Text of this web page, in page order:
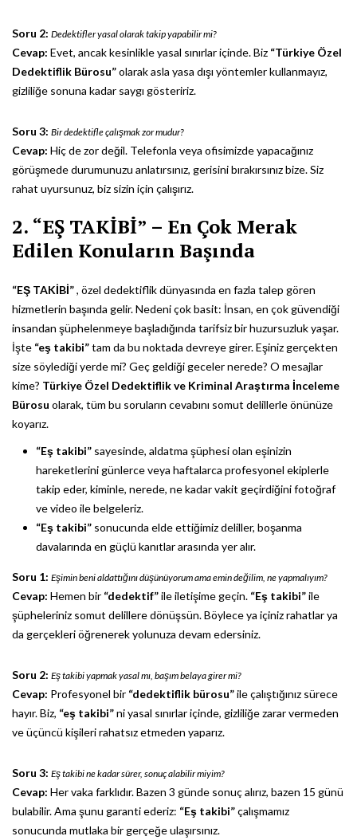
Soru 2: Dedektifler yasal olarak takip yapabilir mi?
Cevap: Evet, ancak kesinlikle yasal sınırlar içinde. Biz “Türkiye Özel
Dedektiflik Bürosu”olarak asla yasa dışı yöntemler kullanmayız,
gizliliğe sonuna kadar saygı gösteririz.
Soru 3: Bir dedektifle çalışmak zor mudur?
Cevap: Hiç de zor değil. Telefonla veya ofisimizde yapacağınız
görüşmede durumunuzu anlatırsınız, gerisini bırakırsınız bize. Siz
rahat uyursunuz, biz sizin için çalışırız.
2. “EŞ TAKİBİ” – En Çok Merak
Edilen Konuların Başında
“EŞ TAKİBİ”, özel dedektiflik dünyasında en fazla talep gören
hizmetlerin başında gelir. Nedeni çok basit: İnsan, en çok güvendiği
insandan şüphelenmeye başladığında tarifsiz bir huzursuzluk yaşar.
İşte “eş takibi”tam da bu noktada devreye girer. Eşiniz gerçekten
size söylediği yerde mi? Geç geldiği geceler nerede? O mesajlar
kime? Türkiye Özel Dedektiflik ve Kriminal Araştırma İnceleme
Bürosu olarak, tüm bu soruların cevabını somut delillerle önünüze
koyarız.
“Eş takibi” sayesinde, aldatma şüphesi olan eşinizin
hareketlerini günlerce veya haftalarca profesyonel ekiplerle
takip eder, kiminle, nerede, ne kadar vakit geçirdiğini fotoğraf
ve video ile belgeleriz.
“Eş takibi” sonucunda elde ettiğimiz deliller, boşanma
davalarında en güçlü kanıtlar arasında yer alır.
Soru 1: Eşimin beni aldattığını düşünüyorum ama emin değilim, ne yapmalıyım?
Cevap: Hemen bir “dedektif”ile iletişime geçin. “Eş takibi”ile
şüpheleriniz somut delillere dönüşsün. Böylece ya içiniz rahatlar ya
da gerçekleri öğrenerek yolunuza devam edersiniz.
Soru 2: Eş takibi yapmak yasal mı, başım belaya girer mi?
Cevap: Profesyonel bir “dedektiflik bürosu”ile çalıştığınız sürece
hayır. Biz, “eş takibi”ni yasal sınırlar içinde, gizliliğe zarar vermeden
ve üçüncü kişileri rahatsız etmeden yaparız.
Soru 3: Eş takibi ne kadar sürer, sonuç alabilir miyim?
Cevap: Her vaka farklıdır. Bazen 3 günde sonuç alırız, bazen 15 günü
bulabilir. Ama şunu garanti ederiz: “Eş takibi”çalışmamız
sonucunda mutlaka bir gerçeğe ulaşırsınız.